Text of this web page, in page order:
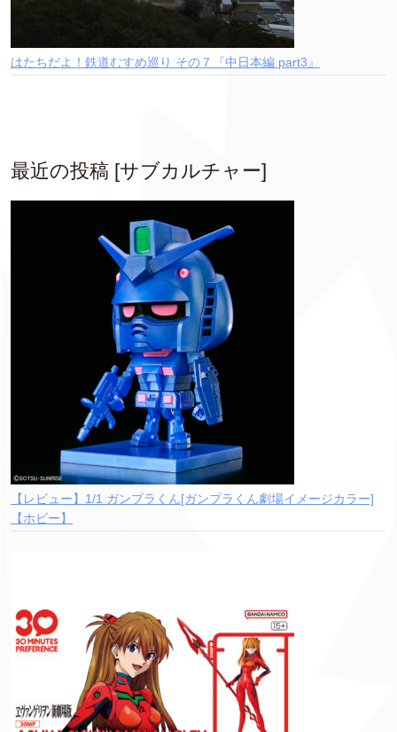
はたちだよ！鉄道むすめ巡り その７『中日本編 part3』
最近の投稿 [サブカルチャー]
【レビュー】1/1 ガンプラくん[ガンプラくん劇場イメージカラー]
【ホビー】